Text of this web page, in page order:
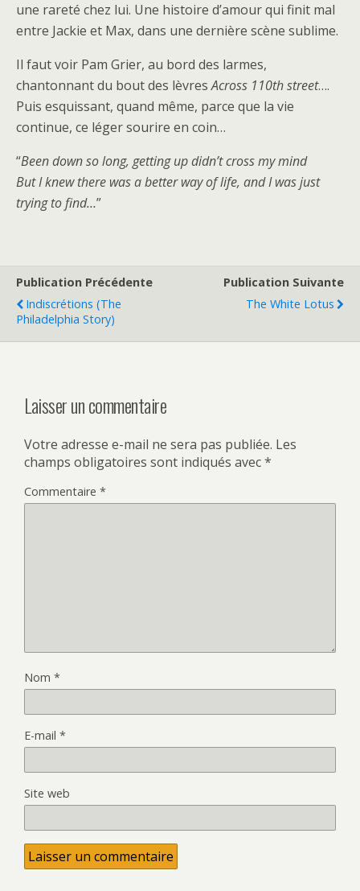
une rareté chez lui. Une histoire d’amour qui finit mal
entre Jackie et Max, dans une dernière scène sublime.
Il faut voir Pam Grier, au bord des larmes,
chantonnant du bout des lèvresAcross 110th street….
Puis esquissant, quand même, parce que la vie
continue, ce léger sourire en coin…
“Been down so long, getting up didn’t cross my mind
But I knew there was a better way of life, and I was just
trying to find…”
Publication Précédente
Indiscrétions (The
Philadelphia Story)
Publication Suivante
The White Lotus
Laisser un commentaire
Votre adresse e-mail ne sera pas publiée. Les
champs obligatoires sont indiqués avec*
Commentaire *
Nom *
E-mail *
Site web